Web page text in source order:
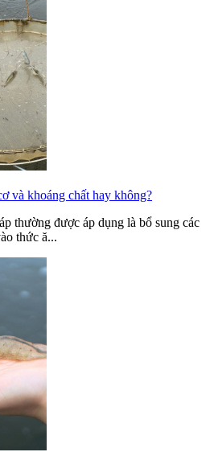
và khoáng chất hay không?
thường được áp dụng là bổ sung các
thức ă...